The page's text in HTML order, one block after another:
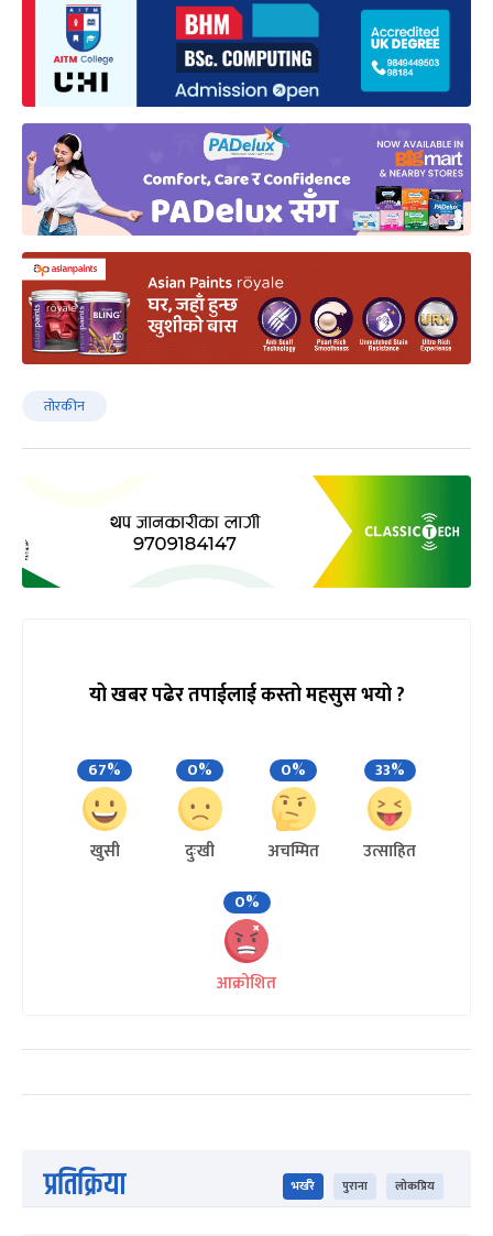
तोरकीन
यो खबर पढेर तपाईलाई कस्तो महसुस भयो ?
67%
खुसी
0%
दुःखी
0%
अचम्मित
33%
उत्साहित
0%
आक्रोशित
प्रतिक्रिया भर्खरै पुराना लोकप्रिय